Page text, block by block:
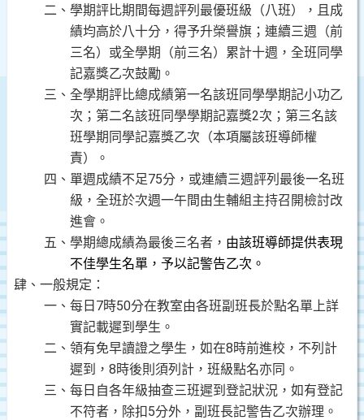
二、學期評比期間每週評列最優班級（八班），且成
績均高於八十分，得予升榮譽旗；連續三週（前
三名）或全學期（前三名）累計十週，全班同學
記嘉獎乙次鼓勵。
三、全學期評比總成績第一名該班同學學期記小功乙
次；第二名該班同學學期記嘉獎2次；第三名該
班學期同學記嘉獎乙次（本項屬該班導師權
責）。
四、單週成績不足75分，或連續三週評列最後一名班
級，全班於次週一午間由生輔組主持召開檢討改
進會。
五、學期總成績為最後三名者， 由該班導師提供表現
不佳學生名單，予以記警告乙次。
肆、一般規定：
一、每日 7時50分在教室由各班副班長於點名單上詳
實記載遲到學生。
二、領有免早讀證之學生，如在8時前進校，不列計
遲到，8時後則須列計，班級點名亦同。
三、每日自各年級抽查三班遲到登記狀況，如有登記
不符者，除扣5分外，副班長記警告乙次辦理。